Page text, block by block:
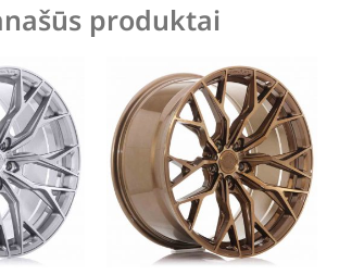
produktai